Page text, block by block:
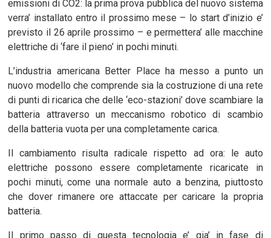
emissioni di CO2: la prima prova pubblica del nuovo sistema
verra’ installato entro il prossimo mese – lo start d’inizio e’
previsto il 26 aprile prossimo – e permettera’ alle macchine
elettriche di ‘fare il pieno’ in pochi minuti.
L’industria americana Better Place ha messo a punto un
nuovo modello che comprende sia la costruzione di una rete
di punti di ricarica che delle ‘eco-stazioni’ dove scambiare la
batteria attraverso un meccanismo robotico di scambio
della batteria vuota per una completamente carica.
Il cambiamento risulta radicale rispetto ad ora: le auto
elettriche possono essere completamente ricaricate in
pochi minuti, come una normale auto a benzina, piuttosto
che dover rimanere ore attaccate per caricare la propria
batteria.
Il primo passo di questa tecnologia e’ gia’ in fase di